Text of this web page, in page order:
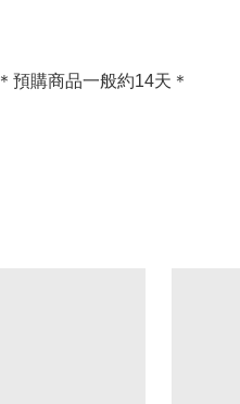
＊預購商品一般約14天＊